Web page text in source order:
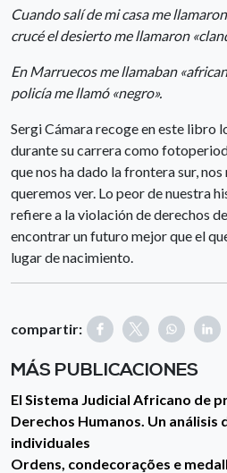
Cuando salí de mi casa me
crucé el desierto me llamaron
En Marruecos me llamaban
policía me llamó «negro».
Sergi Cámara recoge en este libro
durante su carrera como
que nos ha dado la frontera sur,
queremos ver. Lo peor de nuestra
refiere a la violación de derechos
encontrar un futuro mejor que el
lugar de nacimiento.
compartir:
MÁS PUBLICACIONES
El Sistema Judicial Africano de
Derechos Humanos. Un análisis
individuales
Ordens, condecorações e